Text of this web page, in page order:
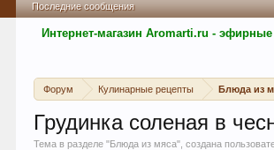
Интернет-магазин Aromarti.ru -
Форум Кулинарные рецепты Блюда из
Грудинка соленая в
Тема в разделе "Блюда из мяса", создана
Последние сообщения